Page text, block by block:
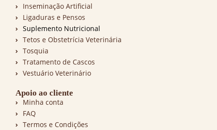
Inseminação Artificial
Ligaduras e Pensos
Suplemento Nutricional
Tetos e Obstetrícia Veterinária
Tosquia
Tratamento de Cascos
Vestuário Veterinário
Apoio ao cliente
Minha conta
FAQ
Termos e Condições